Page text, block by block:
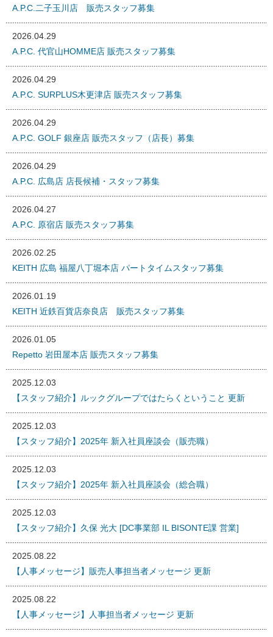
A.P.C.二子玉川店 販売スタッフ募集
2026.04.29
A.P.C. 代官山HOMME店 販売スタッフ募集
2026.04.29
A.P.C. SURPLUS木更津店 販売スタッフ募集
2026.04.29
A.P.C. GOLF 銀座店 販売スタッフ（店長）募集
2026.04.29
A.P.C. 広島店 店長候補・スタッフ募集
2026.04.27
A.P.C. 原宿店 販売スタッフ募集
2026.02.25
KEITH 広島 福屋八丁堀本店 パートタイムスタッフ募集
2026.01.19
KEITH 近鉄百貨店奈良店 販売スタッフ募集
2026.01.05
Repetto 岩田屋本店 販売スタッフ募集
2025.12.03
【スタッフ紹介】ルックグループではたらくということ 更新
2025.12.03
【スタッフ紹介】2025年 新入社員座談会（販売職）
2025.12.03
【スタッフ紹介】2025年 新入社員座談会（総合職）
2025.12.03
【スタッフ紹介】久保 光大 [DC事業部 IL BISONTE課 営業]
2025.08.22
【人事メッセージ】販売人事担当者メッセージ 更新
2025.08.22
【人事メッセージ】人事担当者メッセージ 更新